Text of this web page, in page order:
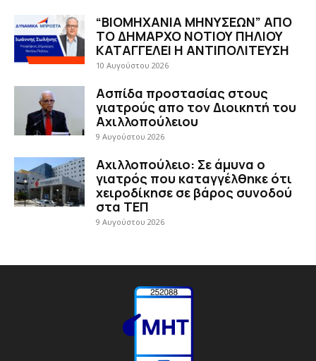
“ΒΙΟΜΗΧΑΝΙΑ ΜΗΝΥΣΕΩΝ” ΑΠΟ
ΤΟ ΔΗΜΑΡΧΟ ΝΟΤΙΟΥ ΠΗΛΙΟΥ
ΚΑΤΑΓΓΕΛΕΙ Η ΑΝΤΙΠΟΛΙΤΕΥΣΗ
10 Αυγούστου 2026
Ασπίδα προστασίας στους
γιατρούς απο τον Διοικητή του
Αχιλλοπούλειου
9 Αυγούστου 2026
Αχιλλοπούλειο: Σε άμυνα ο
γιατρός που καταγγέλθηκε ότι
χειροδίκησε σε βάρος συνοδού
στα ΤΕΠ
9 Αυγούστου 2026